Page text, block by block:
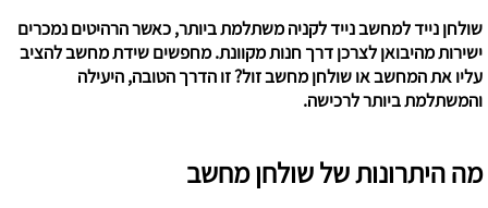
שולחן נייד למחשב נייד לקניה משתלמת ביותר, כאשר הרהיטים נמכרים
ישירות מהיבואן לצרכן דרך חנות מקוונת. מחפשים שידת מחשב להציב
עליו את המחשב או שולחן מחשב זול? זו הדרך הטובה, היעילה
והמשתלמת ביותר לרכישה.
מה היתרונות של שולחן מחשב